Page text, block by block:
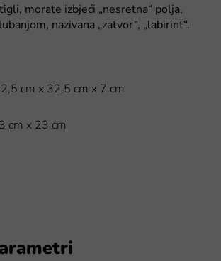
morate izbjeći „nesretna“ polja,
nazivana „zatvor“, „labirint“.
cm x 32,5 cm x 7 cm
cm x 23 cm